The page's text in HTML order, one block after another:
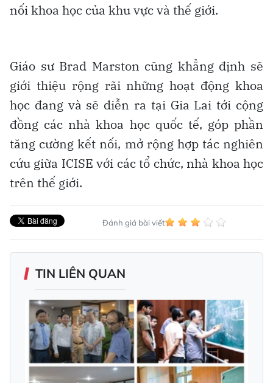
nối khoa học của khu vực và thế giới.
Giáo sư Brad Marston cũng khẳng định sẽ
giới thiệu rộng rãi những hoạt động khoa
học đang và sẽ diễn ra tại Gia Lai tới cộng
đồng các nhà khoa học quốc tế, góp phần
tăng cường kết nối, mở rộng hợp tác nghiên
cứu giữa ICISE với các tổ chức, nhà khoa học
trên thế giới.
Đánh giá bài viết
TIN LIÊN QUAN